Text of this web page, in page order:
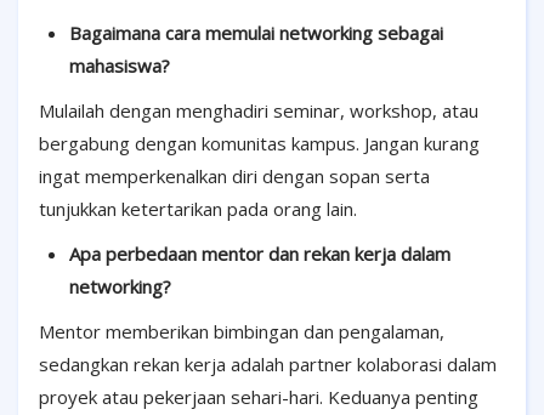
Bagaimana cara memulai networking sebagai
mahasiswa?
Mulailah dengan menghadiri seminar, workshop, atau
bergabung dengan komunitas kampus. Jangan kurang
ingat memperkenalkan diri dengan sopan serta
tunjukkan ketertarikan pada orang lain.
Apa perbedaan mentor dan rekan kerja dalam
networking?
Mentor memberikan bimbingan dan pengalaman,
sedangkan rekan kerja adalah partner kolaborasi dalam
proyek atau pekerjaan sehari-hari. Keduanya penting